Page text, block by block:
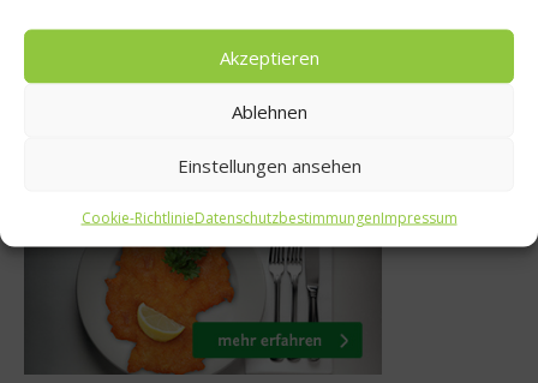
Akzeptieren
Ablehnen
Einstellungen ansehen
Cookie-RichtlinieDatenschutzbestimmungenImpressum